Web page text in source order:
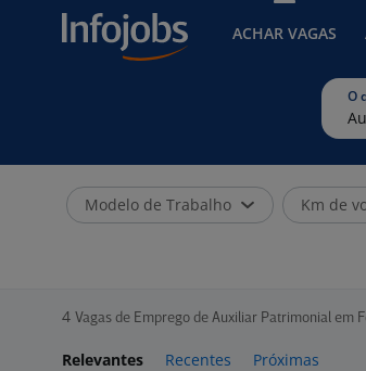
ACHAR VAGAS
O
Modelo de Trabalho Km de
4 Vagas de Emprego de Auxiliar Patrimonial em
Relevantes Recentes Próximas